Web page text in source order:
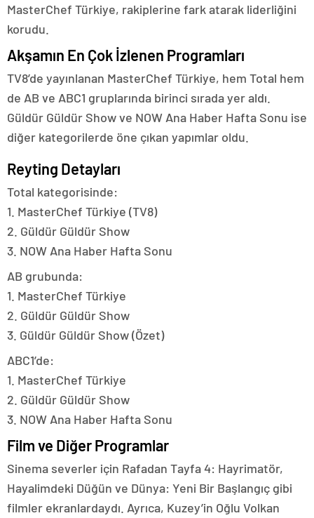
MasterChef Türkiye, rakiplerine fark atarak liderliğini
korudu.
Akşamın En Çok İzlenen Programları
TV8’de yayınlanan MasterChef Türkiye, hem Total hem
de AB ve ABC1 gruplarında birinci sırada yer aldı.
Güldür Güldür Show ve NOW Ana Haber Hafta Sonu ise
diğer kategorilerde öne çıkan yapımlar oldu.
Reyting Detayları
Total kategorisinde:
1. MasterChef Türkiye (TV8)
2. Güldür Güldür Show
3. NOW Ana Haber Hafta Sonu
AB grubunda:
1. MasterChef Türkiye
2. Güldür Güldür Show
3. Güldür Güldür Show (Özet)
ABC1’de:
1. MasterChef Türkiye
2. Güldür Güldür Show
3. NOW Ana Haber Hafta Sonu
Film ve Diğer Programlar
Sinema severler için Rafadan Tayfa 4: Hayrimatör,
Hayalimdeki Düğün ve Dünya: Yeni Bir Başlangıç gibi
filmler ekranlardaydı. Ayrıca, Kuzey’in Oğlu Volkan